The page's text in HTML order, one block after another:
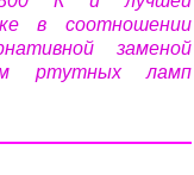
в соотношении
заменой
ртутных ламп